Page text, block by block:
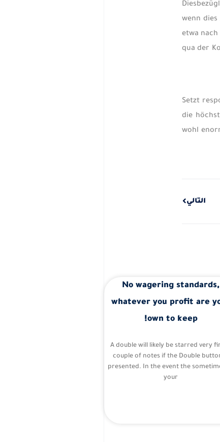
wenn
etwa nach
qua der
Setzt
die
wohl
التالي
No wagering standards,
whatever you profit are
own to keep!
A double will likely be starred very
couple of notes if the Double
presented. In the event the
your